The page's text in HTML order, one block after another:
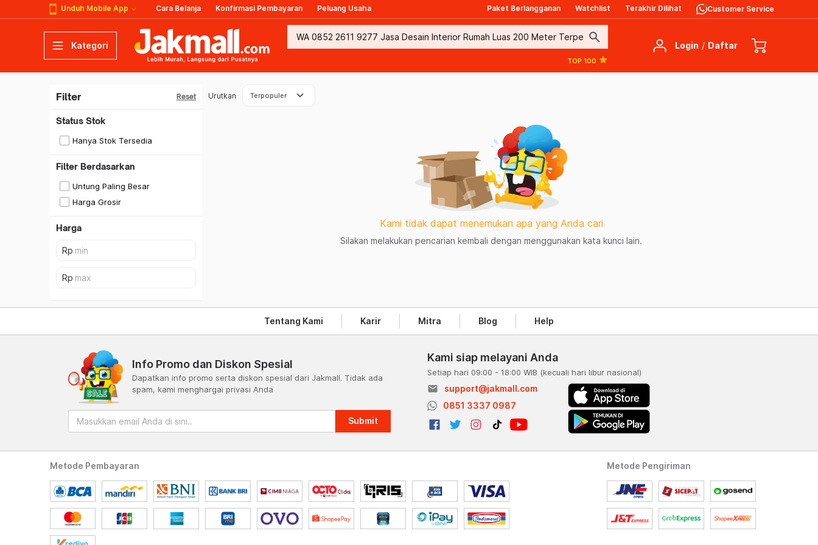
Unduh Mobile App Cara Belanja Konfirmasi Pembayaran Peluang Usaha Paket Berlangganan Watchlist Terakhir Dilihat Customer Service
Kategori search
TOP 100
Login / Daftar
Filter Reset
Status Stok
Hanya Stok Tersedia
Filter Berdasarkan
Untung Paling Besar
Harga Grosir
Harga
Urutkan Terpopuler keyboard_arrow_down
Kami tidak dapat menemukan apa yang Anda cari
Silakan melakukan pencarian kembali dengan menggunakan kata kunci lain.
Tentang Kami Karir Mitra Blog Help
Info Promo dan Diskon Spesial
Dapatkan info promo serta diskon spesial dari Jakmall. Tidak ada
spam, kami menghargai privasi Anda
Submit
Kami siap melayani Anda
Setiap hari 09:00 - 18:00 WIB (kecuali hari libur nasional)
email
support@jakmall.com
0851 3337 0987
Metode Pembayaran Metode Pengiriman